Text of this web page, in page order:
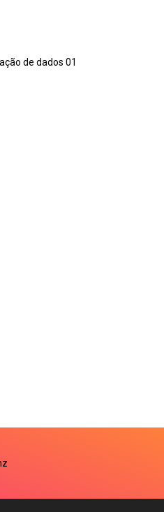
de dados 01